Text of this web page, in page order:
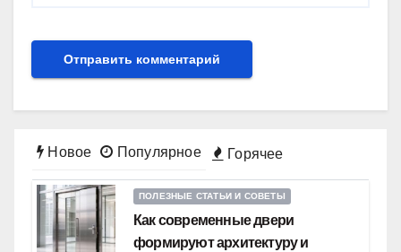
Новое Популярное Горячее
ПОЛЕЗНЫЕ СТАТЬИ И СОВЕТЫ
Как современные двери
формируют архитектуру и